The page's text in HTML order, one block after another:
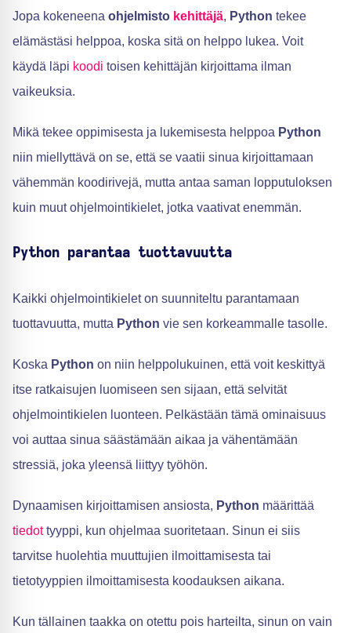
Jopa kokeneena ohjelmisto kehittäjä, Python tekee
elämästäsi helppoa, koska sitä on helppo lukea. Voit
käydä läpi koodi toisen kehittäjän kirjoittama ilman
vaikeuksia.
Mikä tekee oppimisesta ja lukemisesta helppoa Python
niin miellyttävä on se, että se vaatii sinua kirjoittamaan
vähemmän koodirivejä, mutta antaa saman lopputuloksen
kuin muut ohjelmointikielet, jotka vaativat enemmän.
Python parantaa tuottavuutta
Kaikki ohjelmointikielet on suunniteltu parantamaan
tuottavuutta, mutta Python vie sen korkeammalle tasolle.
Koska Python on niin helppolukuinen, että voit keskittyä
itse ratkaisujen luomiseen sen sijaan, että selvität
ohjelmointikielen luonteen. Pelkästään tämä ominaisuus
voi auttaa sinua säästämään aikaa ja vähentämään
stressiä, joka yleensä liittyy työhön.
Dynaamisen kirjoittamisen ansiosta, Python määrittää
tiedottyyppi, kun ohjelmaa suoritetaan. Sinun ei siis
tarvitse huolehtia muuttujien ilmoittamisesta tai
tietotyyppien ilmoittamisesta koodauksen aikana.
Kun tällainen taakka on otettu pois harteilta, sinun on vain